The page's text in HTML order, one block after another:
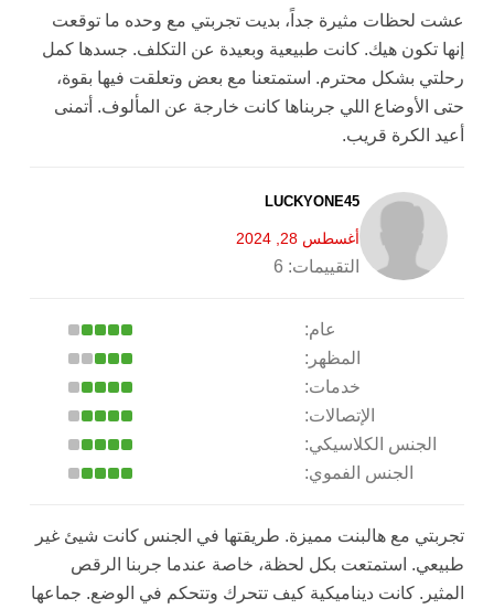
عشت لحظات مثيرة جداً، بديت تجربتي مع وحده ما توقعت
إنها تكون هيك. كانت طبيعية وبعيدة عن التكلف. جسدها كمل
رحلتي بشكل محترم. استمتعنا مع بعض وتعلقت فيها بقوة،
حتى الأوضاع اللي جربناها كانت خارجة عن المألوف. أتمنى
أعيد الكرة قريب.
LUCKYONE45
أغسطس 28, 2024
التقييمات: 6
عام:
المظهر:
خدمات:
الإتصالات:
الجنس الكلاسيكي:
الجنس الفموي:
تجربتي مع هالبنت مميزة. طريقتها في الجنس كانت شيئ غير
طبيعي. استمتعت بكل لحظة، خاصة عندما جربنا الرقص
المثير. كانت ديناميكية كيف تتحرك وتتحكم في الوضع. جماعها